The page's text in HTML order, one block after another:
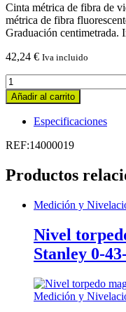
Cinta métrica de fibra de
métrica de fibra
Graduación centimetrada.
42,24 € Iva incluido
Cinta
métrica
de
fibra
vidrio
Medid
50
140050
Añadir al carrito
Especificaciones
REF:14000019
Productos
Medición y
Nivel
Stanley 0-
Medición y